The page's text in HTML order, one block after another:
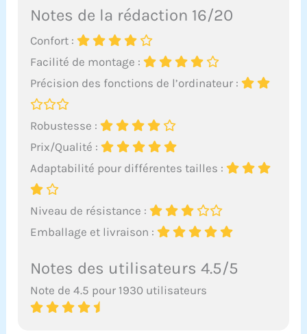
Notes de la rédaction 16/20
Confort :
Facilité de montage :
Précision des fonctions de l’ordinateur :
Robustesse :
Prix/Qualité :
Adaptabilité pour différentes tailles :
Niveau de résistance :
Emballage et livraison :
Notes des utilisateurs 4.5/5
Note de 4.5 pour 1930 utilisateurs